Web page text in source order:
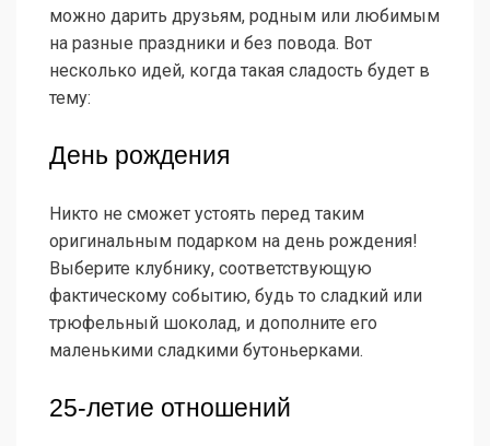
можно дарить друзьям, родным или любимым
на разные праздники и без повода. Вот
несколько идей, когда такая сладость будет в
тему:
День рождения
Никто не сможет устоять перед таким
оригинальным подарком на день рождения!
Выберите клубнику, соответствующую
фактическому событию, будь то сладкий или
трюфельный шоколад, и дополните его
маленькими сладкими бутоньерками.
25-летие отношений